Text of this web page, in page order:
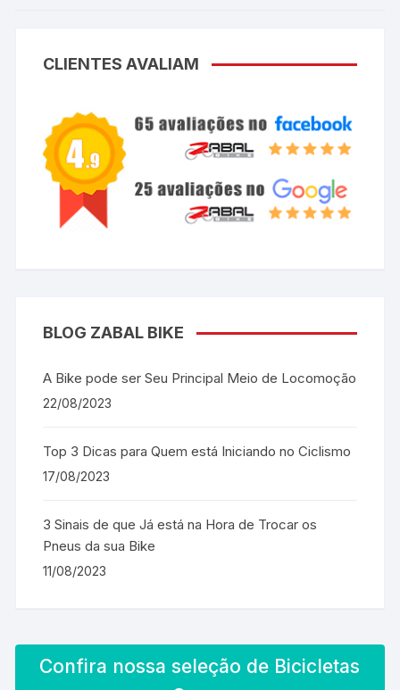
CLIENTES AVALIAM
BLOG ZABAL BIKE
A Bike pode ser Seu Principal Meio de Locomoção
22/08/2023
Top 3 Dicas para Quem está Iniciando no Ciclismo
17/08/2023
3 Sinais de que Já está na Hora de Trocar os
Pneus da sua Bike
11/08/2023
Confira nossa seleção de Bicicletas